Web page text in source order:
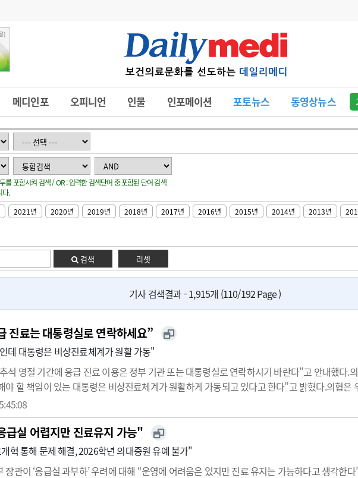
메디인포 오피니언 인물 인포메이션 포토뉴스 동영상뉴스
검색어
사인력 수급 추계
성분명 처방
AI의료
공의 모집 결과
사국시 합격률
6
관리급여 실시
10 약가인하
사고
수첩
피플
중소병원
판례 유권해석 정책/통계 공시
행사
법적고지 광고안내
를 포함시켜 검색 / OR : 입력한 검색단어 중 포함된 단어 검색
다.
2021년 2020년 2019년 2018년 2017년 2016년 2015년 2014년 2013년
검색 리셋
기사 검색결과 - 1,915개 (110/192 Page )
진료는 대통령실로 연락하세요”
데 대통령은 비상진료체계가 원활 가동"
석 명절 기간에 응급 진료 이용은 정부 기관 또는 대통령실로 연락하시기 바란다”고 안내했다.
야 할 책임이 있는 대통령은 비상진료체계가 원활하게 가동되고 있다고 한다”고 밝혔다.의협
시도 콜센터를 안내했다. 인터넷 상에선
통령실: 02-8…
급실 어렵지만 진료유지 가능"
혁 통해 문제 해결, 2026학년 의대증원 유예 불가"
장관이 ‘응급실 과부하’ 우려에 대해 “운영에 어려움은 있지만 진료 유지는 가능하다고 생각한